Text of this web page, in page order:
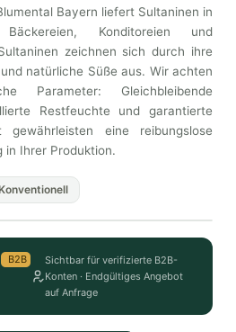
Bayern liefert Sultaninen in
Konditoreien und
zeichnen sich durch ihre
natürliche Süße aus. Wir achten
Parameter: Gleichbleibende
Restfeuchte und garantierte
eine reibungslose
in Ihrer Produktion.
Konventionell
B2B
Sichtbar für verifizierte B2B-
Konten · Endgültiges Angebot
auf Anfrage